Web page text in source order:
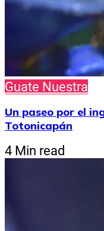
Guate Nuestra
Un paseo por el
Totonicapán
4 Min read